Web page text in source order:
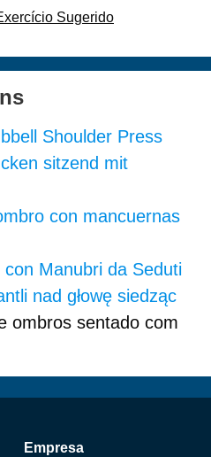
Sugerido
Shoulder Press
sitzend mit
con mancuernas
con Manubri da Seduti
nad głowę siedząc
ombros sentado com
Empresa